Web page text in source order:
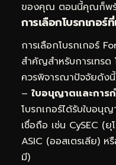
ของคุณ ตอนนี้คุณก็พร้
การเลือกโบรกเกอร์
การเลือกโบรกเกอร์
สำคัญสำหรับการเทร
ควรพิจารณาปัจจัยดัง
– ใบอนุญาตและการ
โบรกเกอร์ได้รับใบอนุ
เชื่อถือ เช่น CySEC (
ASIC (ออสเตรเลีย) ห
มี)